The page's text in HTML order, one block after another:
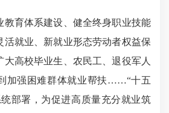
育体系建设、健全终身职业技能
活就业、新就业形态劳动者权益保
大高校毕业生、农民工、退役军人
加强困难群体就业帮扶……“十五
部署，为促进高质量充分就业筑